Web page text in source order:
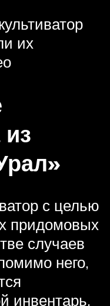
их
из
с целью
придомовых
случаев
него,
инвентарь.